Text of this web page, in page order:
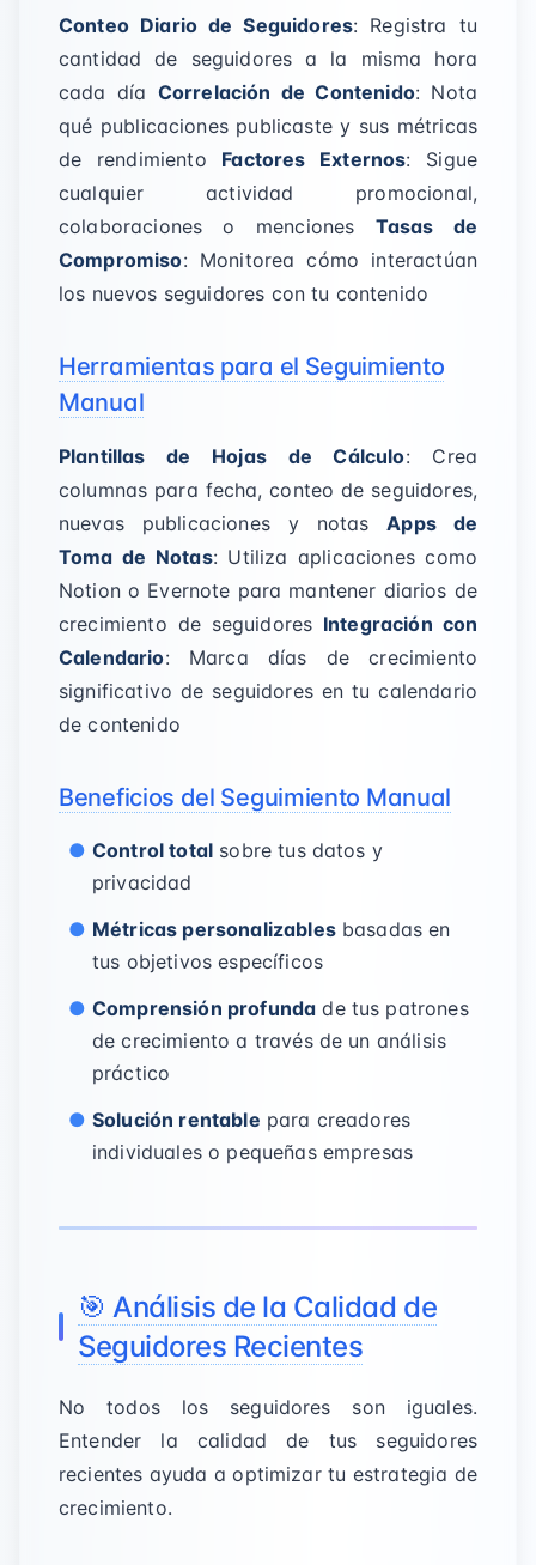
Conteo Diario de Seguidores: Registra tu
cantidad de seguidores a la misma hora
cada día Correlación de Contenido: Nota
qué publicaciones publicaste y sus métricas
de rendimiento Factores Externos: Sigue
cualquier actividad promocional,
colaboraciones o menciones Tasas de
Compromiso: Monitorea cómo interactúan
los nuevos seguidores con tu contenido
Herramientas para el Seguimiento
Manual
Plantillas de Hojas de Cálculo: Crea
columnas para fecha, conteo de seguidores,
nuevas publicaciones y notasApps de
Toma de Notas: Utiliza aplicaciones como
Notion o Evernote para mantener diarios de
crecimiento de seguidores Integración con
Calendario: Marca días de crecimiento
significativo de seguidores en tu calendario
de contenido
Beneficios del Seguimiento Manual
Control total sobre tus datos y
privacidad
Métricas personalizablesbasadas en
tus objetivos específicos
Comprensión profunda de tus patrones
de crecimiento a través de un análisis
práctico
Solución rentable para creadores
individuales o pequeñas empresas
🎯 Análisis de la Calidad de
Seguidores Recientes
No todos los seguidores son iguales.
Entender la calidad de tus seguidores
recientes ayuda a optimizar tu estrategia de
crecimiento.